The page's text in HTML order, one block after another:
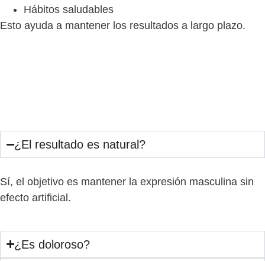
Hábitos saludables
Esto ayuda a mantener los resultados a largo plazo.
¿El resultado es natural?
Sí, el objetivo es mantener la expresión masculina sin
efecto artificial.
¿Es doloroso?